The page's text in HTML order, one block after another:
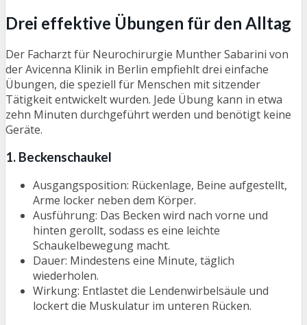
Drei effektive Übungen für den Alltag
Der Facharzt für Neurochirurgie Munther Sabarini von
der Avicenna Klinik in Berlin empfiehlt drei einfache
Übungen, die speziell für Menschen mit sitzender
Tätigkeit entwickelt wurden. Jede Übung kann in etwa
zehn Minuten durchgeführt werden und benötigt keine
Geräte.
1. Beckenschaukel
Ausgangsposition: Rückenlage, Beine aufgestellt,
Arme locker neben dem Körper.
Ausführung: Das Becken wird nach vorne und
hinten gerollt, sodass es eine leichte
Schaukelbewegung macht.
Dauer: Mindestens eine Minute, täglich
wiederholen.
Wirkung: Entlastet die Lendenwirbelsäule und
lockert die Muskulatur im unteren Rücken.